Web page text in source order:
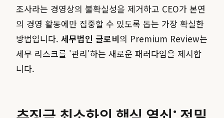
조사라는 경영상의 불확실성을 제거하고 CEO가 본연
의 경영 활동에만 집중할 수 있도록 돕는 가장 확실한
방법입니다. 세무법인 글로비의 Premium Review는
세무 리스크를 '관리'하는 새로운 패러다임을 제시합
니다.